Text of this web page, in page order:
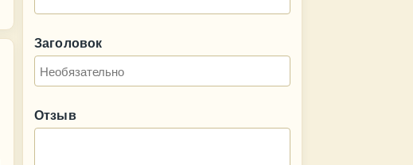
Заголовок
Отзыв